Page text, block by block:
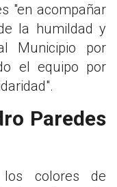
"en acompañar
la humildad y
Municipio por
el equipo por
Paredes
colores de